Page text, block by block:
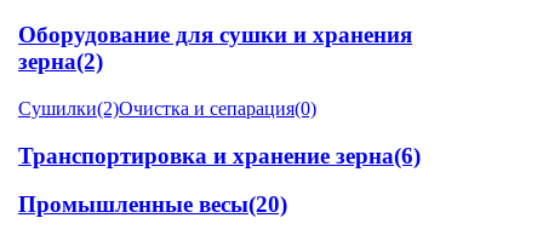
Оборудование для сушки и хранения
зерна(2)
Сушилки(2)Очистка и сепарация(0)
Транспортировка и хранение зерна(6)
Промышленные весы(20)